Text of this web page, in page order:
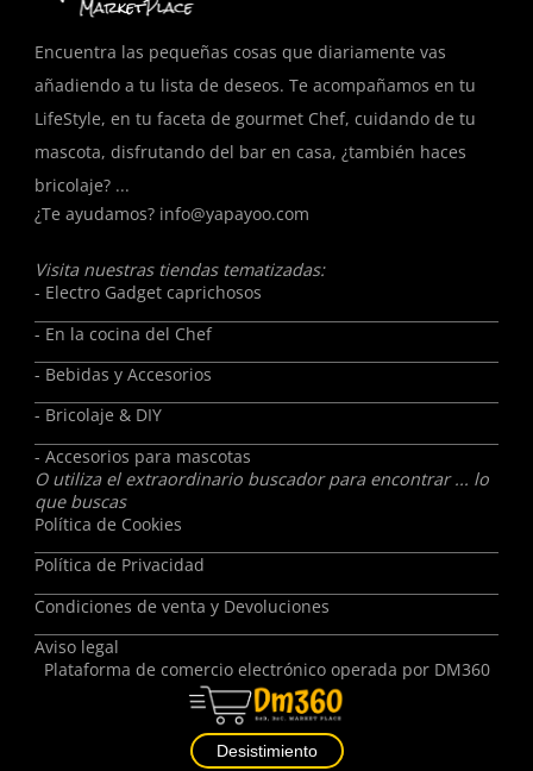
Encuentra las pequeñas cosas que diariamente vas
añadiendo a tu lista de deseos. Te acompañamos en tu
LifeStyle, en tu faceta de gourmet Chef, cuidando de tu
mascota, disfrutando del bar en casa, ¿también haces
bricolaje? ...
¿Te ayudamos? info@yapayoo.com
Visita nuestras tiendas tematizadas:
- Electro Gadget caprichosos
- En la cocina del Chef
- Bebidas y Accesorios
- Bricolaje & DIY
- Accesorios para mascotas
O utiliza el extraordinario buscador para encontrar ... lo
que buscas
Política de Cookies
Política de Privacidad
Condiciones de venta y Devoluciones
Aviso legal
Plataforma de comercio electrónico operada por DM360
Desistimiento